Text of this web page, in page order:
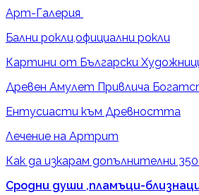
Арт-Галерия
Бални рокли,официални рокли
Картини от Български
Древен Амулет Привлича
Ентусиасти към Древността
Лечение на Артрит
Как да изкарам допълнителни
Сродни души ,пламъци-